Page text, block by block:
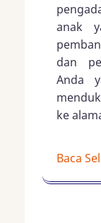
anak
dan
Anda
ke
Baca